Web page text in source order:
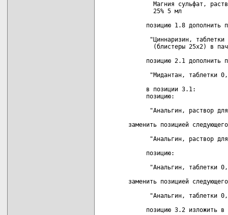
Магния сульфат,
       25% 5 мл
позицию 1.8 дополнить
"Циннаризин, таблетки
(блистеры 25х2) в
позицию 2.1 дополнить
"Мидантан, таблетки
     в позиции 3.1:
     позицию:
"Анальгин, раствор
заменить позицией
"Анальгин, раствор
     позицию:
"Анальгин, таблетки
заменить позицией
"Анальгин, таблетки
позицию 3.2 изложить в